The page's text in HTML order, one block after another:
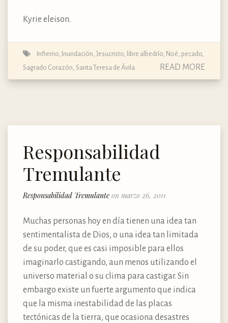
Kyrie eleison.
Infierno, Inundación, Jesucristo, libre albedrío, Noé, pecado,
Sagrado Corazón, Santa Teresa de Ávila READ MORE
Responsabilidad
Tremulante
Responsabilidad Tremulante on marzo 26, 2011
Muchas personas hoy en día tienen una idea tan
sentimentalista de Dios, o una idea tan limitada
de su poder, que es casi imposible para ellos
imaginarlo castigando, aun menos utilizando el
universo material o su clima para castigar. Sin
embargo existe un fuerte argumento que indica
que la misma inestabilidad de las placas
tectónicas de la tierra, que ocasiona desastres